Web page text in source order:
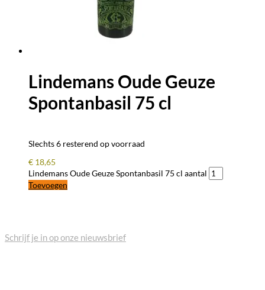
Lindemans Oude Geuze
Spontanbasil 75 cl
Slechts 6 resterend op voorraad
€ 18,65
Lindemans Oude Geuze Spontanbasil 75 cl aantal
Toevoegen
Schrijf je in op onze nieuwsbrief